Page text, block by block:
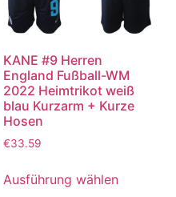
KANE #9 Herren
England Fußball-WM
2022 Heimtrikot weiß
blau Kurzarm + Kurze
Hosen
€33.59
Ausführung wählen